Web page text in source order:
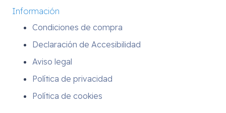
Información
Condiciones de compra
Declaración de Accesibilidad
Aviso legal
Política de privacidad
Política de cookies